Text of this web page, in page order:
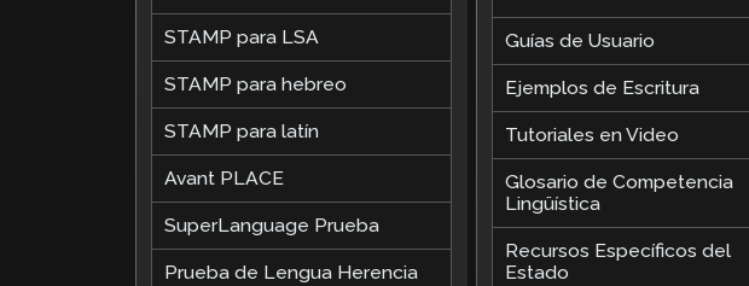
STAMP para LSA
STAMP para hebreo
STAMP para latín
Avant PLACE
SuperLanguage Prueba
Prueba de Lengua Herencia
Guías de Usuario
Ejemplos de Escritura
Tutoriales en Video
Glosario de Competencia
Lingüística
Recursos Específicos del
Estado